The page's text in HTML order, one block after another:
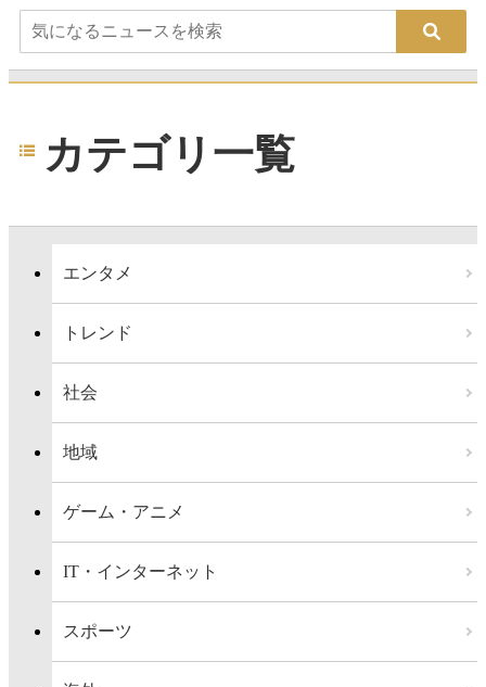
カテゴリ一覧
エンタメ
トレンド
社会
地域
ゲーム・アニメ
IT・インターネット
スポーツ